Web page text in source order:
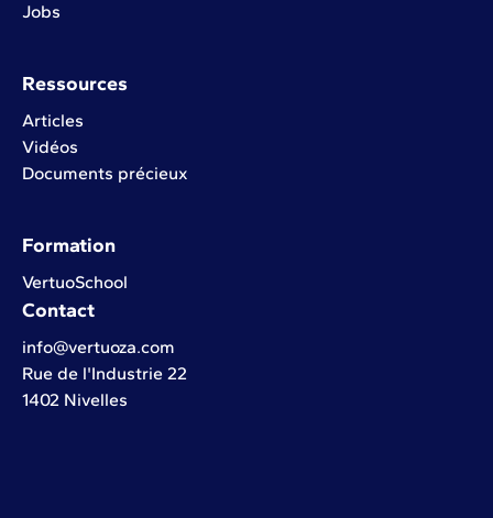
Jobs
Ressources
Articles
Vidéos
Documents précieux
Formation
VertuoSchool
Contact
info@vertuoza.com
Rue de l'Industrie 22
1402 Nivelles